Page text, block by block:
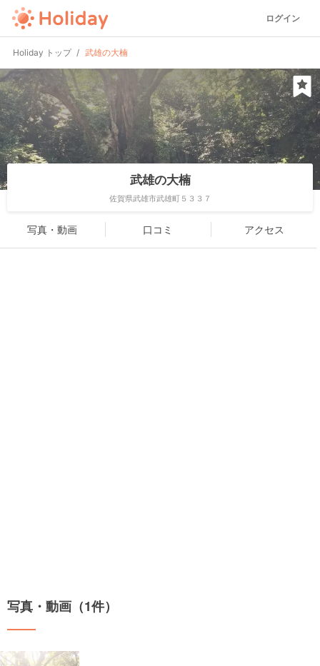
ログイン
Holiday トップ 武雄の大楠
武雄の大楠
佐賀県武雄市武雄町５３３７
写真・動画 口コミ アクセス
写真・動画（1件）